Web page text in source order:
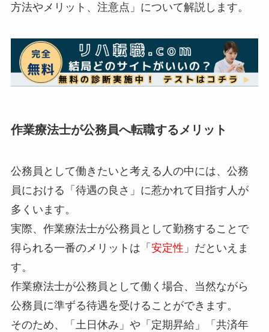
方法やメリット、注意点」について解説します。
作業療法士が公務員へ転職するメリット
公務員として働きたいと考える人の中には、公務
員における「待遇の良さ」に惹かれて目指す人が
多くいます。
実際、作業療法士が公務員として勤務することで
得られる一番のメリットは「 安定性 」だといえま
す。
作業療法士が公務員として働く場合、当然ながら
公務員に準ずる待遇を受けることができます。
そのため、「土日休み」や「定期昇給」「共済年